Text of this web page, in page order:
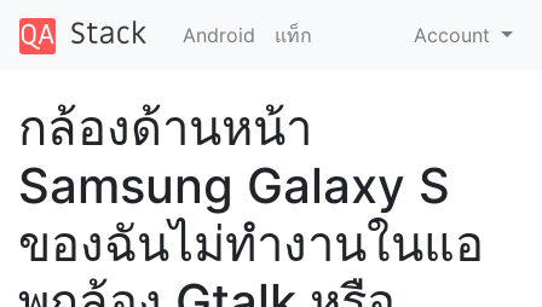
Android แท็ก Account
กล้องด้านหน้า
Samsung Galaxy S
ของฉันไม่ทำงานในแอ